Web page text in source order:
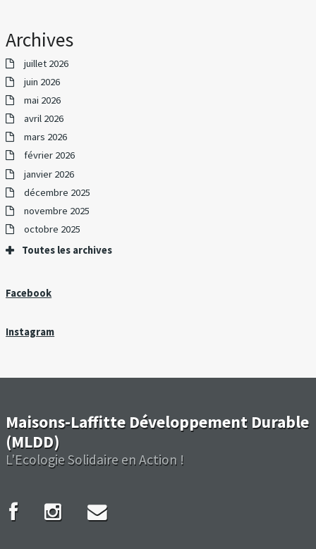
Archives
juillet 2026
juin 2026
mai 2026
avril 2026
mars 2026
février 2026
janvier 2026
décembre 2025
novembre 2025
octobre 2025
Toutes les archives
Facebook
Instagram
Maisons-Laffitte Développement Durable
(MLDD)
L'Ecologie Solidaire en Action !